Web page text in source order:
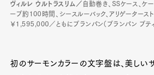
ヴィルレ ウルトラスリム／ 自動巻き、SSケース、ケ
ーブ約100時間、シースルーバック、アリゲータース
￥1,595,000／ともにブランパン（ブランパン ブテ
初のサーモンカラーの文字盤は、美しい